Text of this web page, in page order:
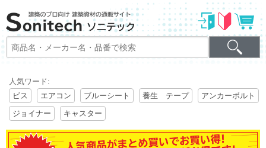
人気ワード:
ビス
エアコン ブルーシート 養生 テープ
アンカーボルト
ジョイナー
キャスター